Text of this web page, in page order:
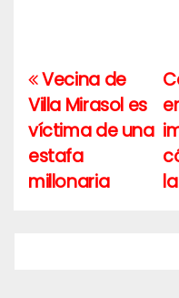
de
entradas
Vecina de
Villa Mirasol es
víctima de una
estafa
millonaria